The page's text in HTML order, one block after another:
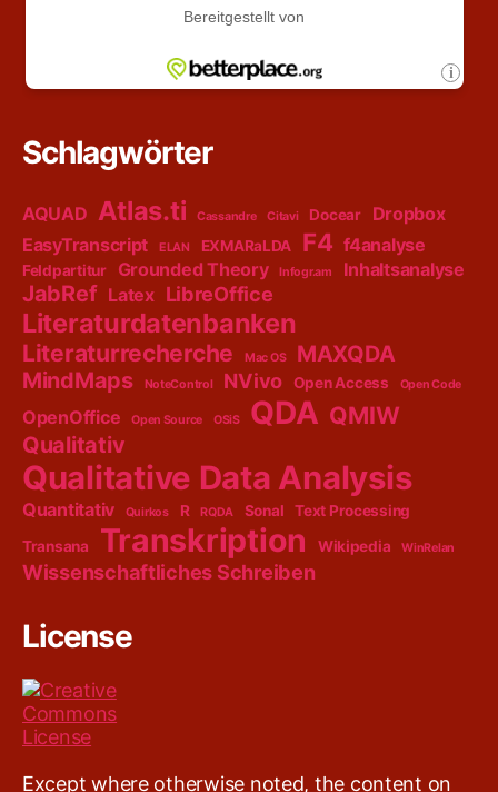
Schlagwörter
AQUAD Atlas.ti Cassandre Citavi Docear
Dropbox
EasyTranscript
ELAN EXMARaLDA F4 f4analyse
Feldpartitur Grounded Theory Infogr.am Inhaltsanalyse
JabRef Latex LibreOffice
Literaturdatenbanken
Literaturrecherche Mac OS
MAXQDA
MindMaps
NoteControl NVivo Open Access Open Code
OpenOffice Open Source OSiS QDA QMIW
Qualitativ
Qualitative Data Analysis
Quantitativ Quirkos R RQDA Sonal
Text Processing
Transana
Transkription Wikipedia WinRelan
Wissenschaftliches Schreiben
License
Except where otherwise noted, the content on